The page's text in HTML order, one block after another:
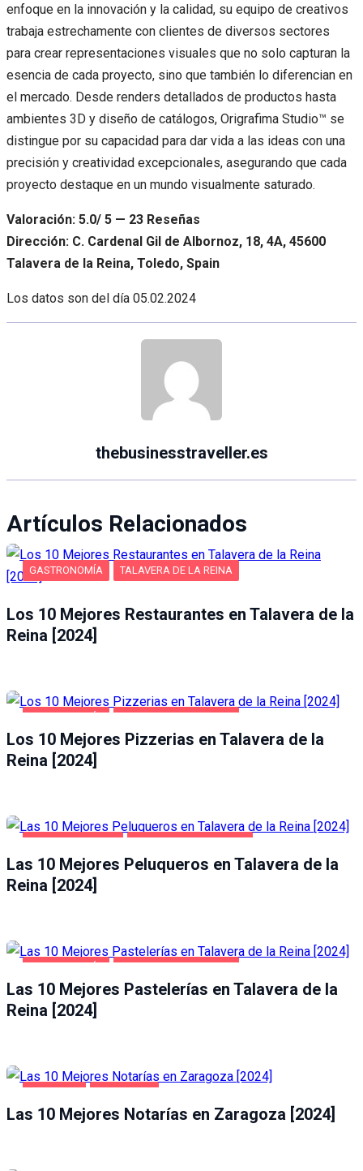
enfoque en la innovación y la calidad, su equipo de creativos
trabaja estrechamente con clientes de diversos sectores
para crear representaciones visuales que no solo capturan la
esencia de cada proyecto, sino que también lo diferencian en
el mercado. Desde renders detallados de productos hasta
ambientes 3D y diseño de catálogos, Origrafima Studio™ se
distingue por su capacidad para dar vida a las ideas con una
precisión y creatividad excepcionales, asegurando que cada
proyecto destaque en un mundo visualmente saturado.
Valoración: 5.0/ 5 — 23 Reseñas
Dirección: C. Cardenal Gil de Albornoz, 18, 4A, 45600
Talavera de la Reina, Toledo, Spain
Los datos son del día 05.02.2024
thebusinesstraveller.es
Artículos Relacionados
GASTRONOMÍA TALAVERA DE LA REINA
Los 10 Mejores Restaurantes en Talavera de la
Reina [2024]
GASTRONOMÍA TALAVERA DE LA REINA
Los 10 Mejores Pizzerias en Talavera de la
Reina [2024]
SALUD Y BELLEZA TALAVERA DE LA REINA
Las 10 Mejores Peluqueros en Talavera de la
Reina [2024]
GASTRONOMÍA TALAVERA DE LA REINA
Las 10 Mejores Pastelerías en Talavera de la
Reina [2024]
NEGOCIOS ZARAGOZA
Las 10 Mejores Notarías en Zaragoza [2024]